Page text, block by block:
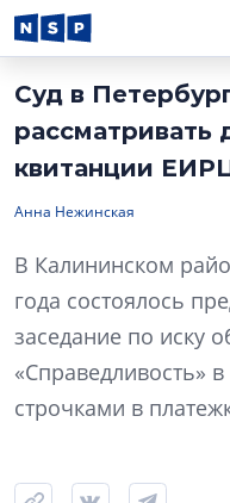
Суд в
квитанции
Анна Нежинская
В Калининском
года состоялось
заседание по иску
«Справедливость»
строчками в